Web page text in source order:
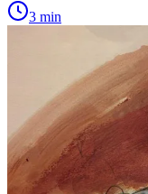
3 min